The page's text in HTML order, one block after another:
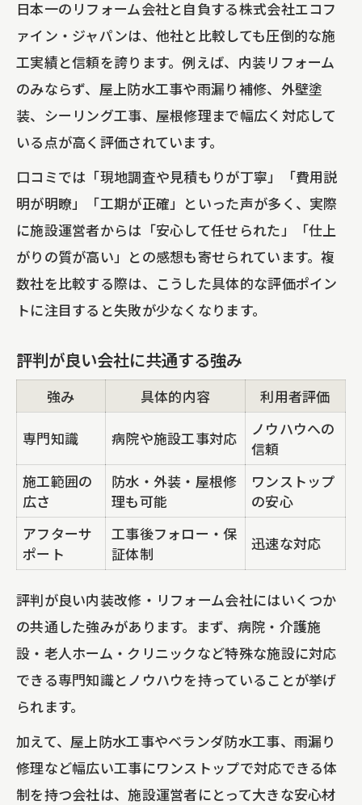
日本一のリフォーム会社と自負する株式会社エコフ
ァイン・ジャパンは、他社と比較しても圧倒的な施
工実績と信頼を誇ります。例えば、内装リフォーム
のみならず、屋上防水工事や雨漏り補修、外壁塗
装、シーリング工事、屋根修理まで幅広く対応して
いる点が高く評価されています。
口コミでは「現地調査や見積もりが丁寧」「費用説
明が明瞭」「工期が正確」といった声が多く、実際
に施設運営者からは「安心して任せられた」「仕上
がりの質が高い」との感想も寄せられています。複
数社を比較する際は、こうした具体的な評価ポイン
トに注目すると失敗が少なくなります。
評判が良い会社に共通する強み
強み 具体的内容 利用者評価
専門知識 病院や施設工事対応
ノウハウへの
信頼
施工範囲の
広さ
防水・外装・屋根修
理も可能
ワンストップ
の安心
アフターサ
ポート
工事後フォロー・保
証体制
迅速な対応
評判が良い内装改修・リフォーム会社にはいくつか
の共通した強みがあります。まず、病院・介護施
設・老人ホーム・クリニックなど特殊な施設に対応
できる専門知識とノウハウを持っていることが挙げ
られます。
加えて、屋上防水工事やベランダ防水工事、雨漏り
修理など幅広い工事にワンストップで対応できる体
制を持つ会社は、施設運営者にとって大きな安心材